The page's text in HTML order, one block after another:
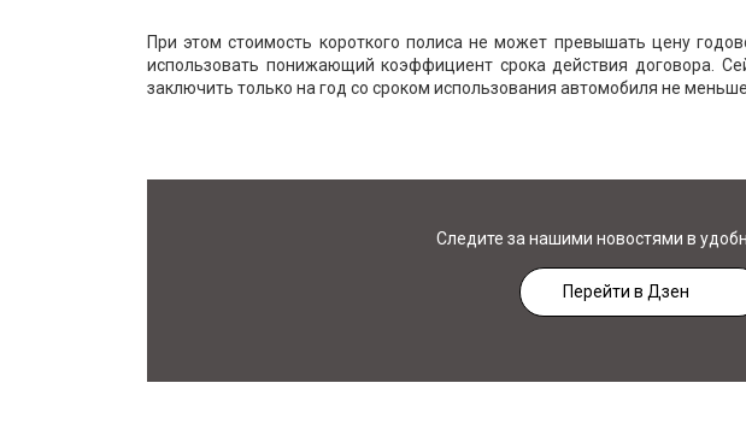
При этом стоимость короткого полиса не может превышать цену
использовать понижающий коэффициент срока действия договора.
заключить только на год со сроком использования автомобиля не
Следите за нашими новостями в
Перейти в Дзен